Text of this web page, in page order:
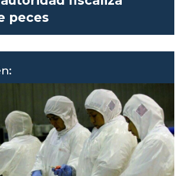
peces